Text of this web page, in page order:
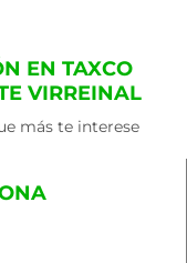
EN TAXCO
VIRREINAL
más te interese